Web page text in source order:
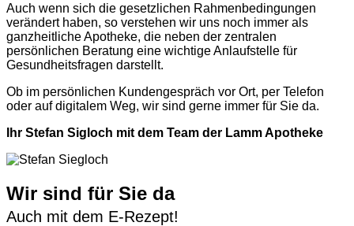
Auch wenn sich die gesetzlichen Rahmenbedingungen
verändert haben, so verstehen wir uns noch immer als
ganzheitliche Apotheke, die neben der zentralen
persönlichen Beratung eine wichtige Anlaufstelle für
Gesundheitsfragen darstellt.
Ob im persönlichen Kundengespräch vor Ort, per Telefon
oder auf digitalem Weg, wir sind gerne immer für Sie da.
Ihr Stefan Sigloch mit dem Team der Lamm Apotheke
Wir sind für Sie da
Auch mit dem E-Rezept!